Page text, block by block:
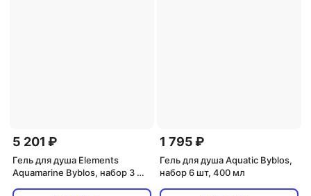
5 201 ₽
Гель для душа Elements
Aquamarine Byblos, набор 3 шт,
1 795 ₽
Гель для душа Aquatic Byblos,
набор 6 шт, 400 мл